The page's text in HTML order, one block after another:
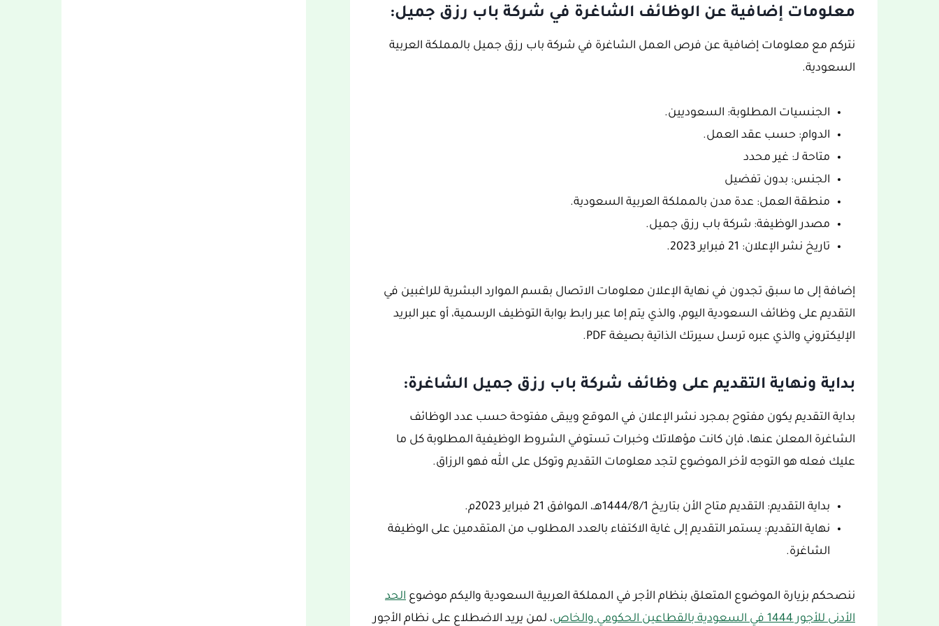
معلومات إضافية عن الوظائف الشاغرة في شركة باب رزق جميل:
نتركم مع معلومات إضافية عن فرص العمل الشاغرة في شركة باب رزق جميل بالمملكة العربية
السعودية.
الجنسيات المطلوبة: السعوديين.
الدوام: حسب عقد العمل.
متاحة لـ: غير محدد
الجنس: بدون تفضيل
منطقة العمل: عدة مدن بالمملكة العربية السعودية.
مصدر الوظيفة: شركة باب رزق جميل.
تاريخ نشر الإعلان: 21 فبراير 2023.
إضافة إلى ما سبق تجدون في نهاية الإعلان معلومات الاتصال بقسم الموارد البشرية للراغبين في
التقديم على وظائف السعودية اليوم، والذي يتم إما عبر رابط بوابة التوظيف الرسمية، أو عبر البريد
الإليكتروني والذي عبره ترسل سيرتك الذاتية بصيغة PDF.
بداية ونهاية التقديم على وظائف شركة باب رزق جميل الشاغرة:
بداية التقديم يكون مفتوح بمجرد نشر الإعلان في الموقع ويبقى مفتوحة حسب عدد الوظائف
الشاغرة المعلن عنها، فإن كانت مؤهلاتك وخبرات تستوفي الشروط الوظيفية المطلوبة كل ما
عليك فعله هو التوجه لأخر الموضوع لتجد معلومات التقديم وتوكل على الله فهو الرزاق.
بداية التقديم: التقديم متاح الأن بتاريخ 1444/8/1هـ، الموافق 21 فبراير 2023م.
نهاية التقديم: يستمر التقديم إلى غاية الاكتفاء بالعدد المطلوب من المتقدمين على الوظيفة
الشاغرة.
ننصحكم بزيارة الموضوع المتعلق بنظام الأجر في المملكة العربية السعودية واليكم موضوع الحد
الأدنى للأجور 1444 في السعودية بالقطاعين الحكومي والخاص
، لمن يريد الاضطلاع على نظام الأجور